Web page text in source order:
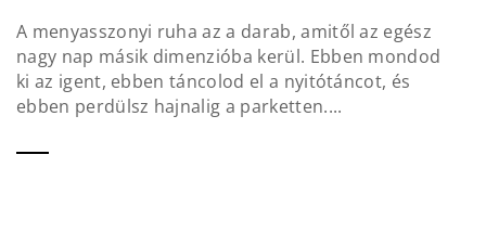
A menyasszonyi ruha az a darab, amitől az egész
nagy nap másik dimenzióba kerül. Ebben mondod
ki az igent, ebben táncolod el a nyitótáncot, és
ebben perdülsz hajnalig a parketten....